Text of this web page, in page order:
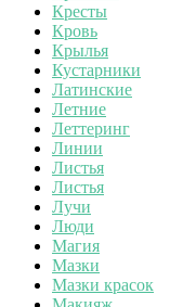
Кресты
Кровь
Крылья
Кустарники
Латинские
Летние
Леттеринг
Линии
Листья
Листья
Лучи
Люди
Магия
Мазки
Мазки красок